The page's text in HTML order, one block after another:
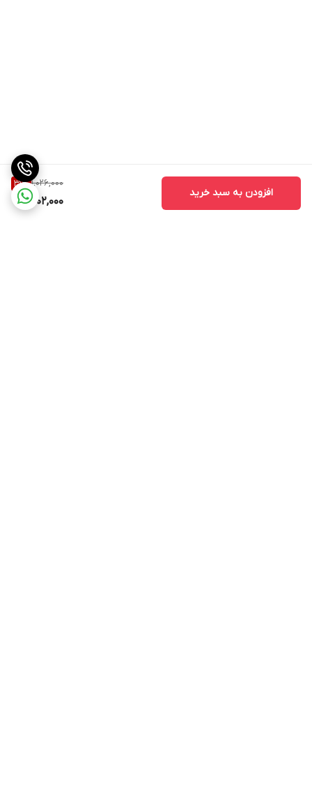
1,026,000
31%
702,000
افزودن به سبد خرید